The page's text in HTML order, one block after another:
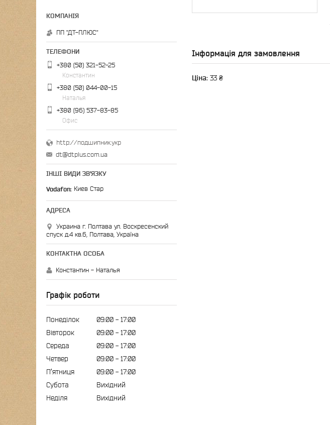
Інформація для замовлення
Ціна: 33 ₴
ПП "ДТ-ПЛЮС"
+380 (50) 321-52-25
Константин
+380 (50) 044-00-15
Наталья
+380 (96) 537-83-85
Офис
http://подшипник.укр
dt@dtplus.com.ua
ІНШІ ВИДИ ЗВ'ЯЗКУ
Vodafon Киев Стар
Украина г. Полтава ул. Воскресенский
спуск д.4 кв.6, Полтава, Україна
Константин - Наталья
Графік роботи
Понеділок 09:00
17:00
Вівторок
09:00
17:00
Середа
09:00
17:00
Четвер
09:00
17:00
Пʼятниця
09:00
17:00
Субота
Вихідний
Неділя
Вихідний